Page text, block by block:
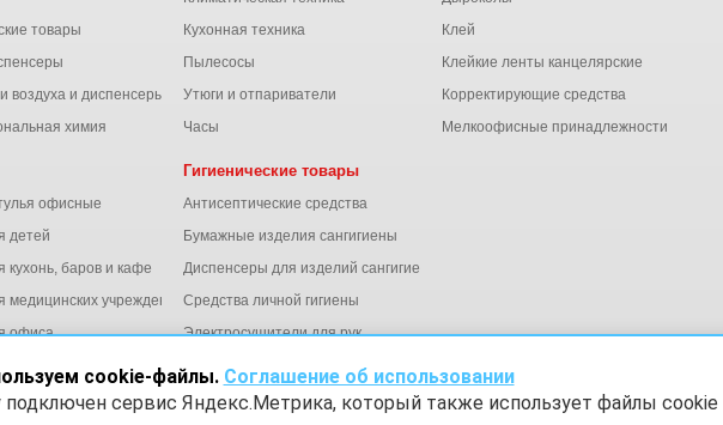
товары
воздуха и диспенсеры
химия
Кухонная техника
Пылесосы
Утюги и отпариватели
Часы
Клей
Клейкие ленты канцелярские
Корректирующие средства
Мелкоофисные принадлежности
офисные
детей
кухонь, баров и кафе
медицинских учреждений
офиса
Гигиенические товары
Антисептические средства
Бумажные изделия сангигиены
Диспенсеры для изделий сангигиены
Средства личной гигиены
Электросушители для рук
персональных данных Согласие на обработку данных Яндекс Метрика
cookie-файлы. Соглашение об использовании
подключен сервис Яндекс.Метрика, который также использует файлы cookie